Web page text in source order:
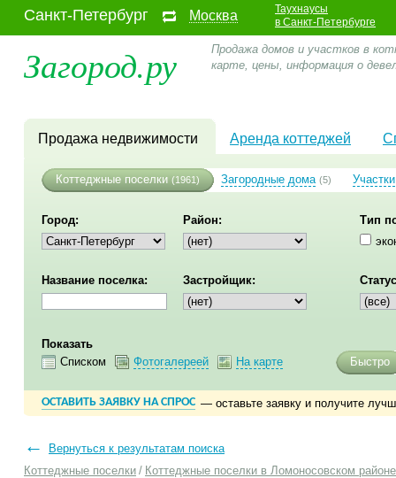
Санкт-Петербург Москва
Таухнаусы
в Санкт-Петербурге
Загород.ру
Продажа домов и участков в
карте, цены, информация о
Продажа недвижимости Аренда коттеджей
Коттеджные поселки (1961) Загородные дома (5) Участки
Город: Район:
Тип
Название поселка: Застройщик:
Показать
Списком
Фотогалереей На карте Быстро
ОСТАВИТЬ ЗАЯВКУ НА СПРОС — оставьте заявку и получите
←
Вернуться к результатам поиска
Коттеджные поселки / Коттеджные поселки в Ломоносовском районе